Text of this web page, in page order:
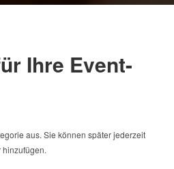
Ihre Event-
aus. Sie können später jederzeit